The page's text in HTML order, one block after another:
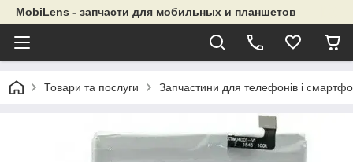
MobiLens - запчасти для мобильных и планшетов
Товари та послуги Запчастини для телефонів і